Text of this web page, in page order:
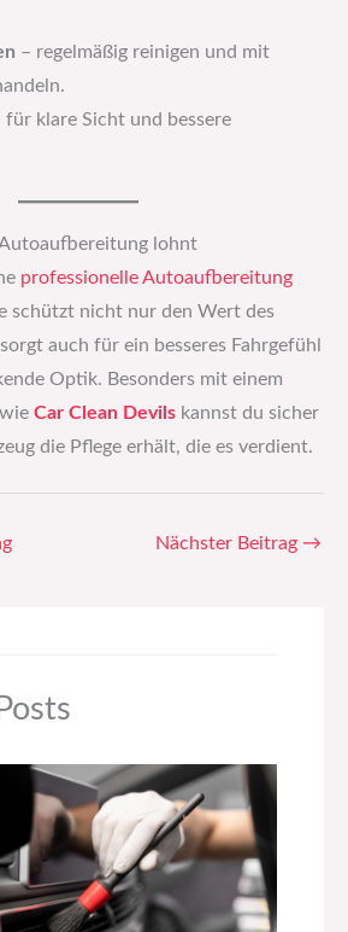
– regelmäßig reinigen und mit
für klare Sicht und bessere
lohnt
professionelle Autoaufbereitung
schützt nicht nur den Wert des
auch für ein besseres Fahrgefühl
Optik. Besonders mit einem
wie Car Clean Devils kannst du sicher
die Pflege erhält, die es verdient.
Nächster Beitrag →